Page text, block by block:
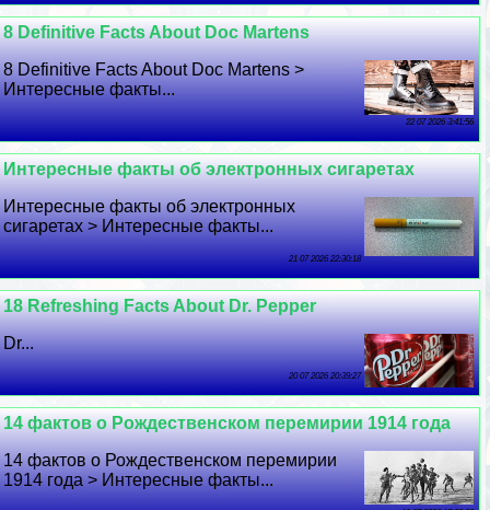
8 Definitive Facts About Doc Martens
8 Definitive Facts About Doc Martens >
Интересные факты...
22 07 2026 3:41:56
Интересные факты об электронных сигаретах
Интересные факты об электронных
сигаретах > Интересные факты...
21 07 2026 22:30:18
18 Refreshing Facts About Dr. Pepper
Dr...
20 07 2026 20:39:27
14 фактов о Рождественском перемирии 1914 года
14 фактов о Рождественском перемирии
1914 года > Интересные факты...